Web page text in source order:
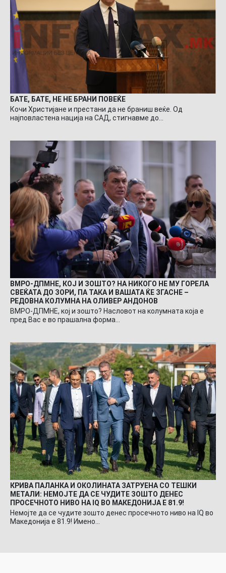
БАТЕ, БАТЕ, НЕ НЕ БРАНИ ПОВЕЌЕ
Кочи Христијане и престани да не браниш веќе. Од
најповластена нација на САД, стигнавме до…
ВМРО-ДПМНЕ, КОЈ И ЗОШТО? НА НИКОГО НЕ МУ ГОРЕЛА
СВЕЌАТА ДО ЗОРИ, ПА ТАКА И ВАШАТА ЌЕ ЗГАСНЕ –
РЕДОВНА КОЛУМНА НА ОЛИВЕР АНДОНОВ
ВМРО-ДПМНЕ, кој и зошто? Насловот на колумната која е
пред Вас е во прашална форма…
КРИВА ПАЛАНКА И ОКОЛИНАТА ЗАТРУЕНА СО ТЕШКИ
МЕТАЛИ: НЕМОЈТЕ ДА СЕ ЧУДИТЕ ЗОШТО ДЕНЕС
ПРОСЕЧНОТО НИВО НА IQ ВО МАКЕДОНИЈА Е 81.9!
Немојте да се чудите зошто денес просечното ниво на IQ во
Македонија е 81.9! Имено…